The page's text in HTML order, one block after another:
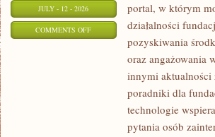
JULY - 12 - 2026
COMMENTS OFFON
PUBLICZNE
portal, w którym
działalności
pozyskiwania
oraz angażowania
innymi aktualności
poradniki dla
technologie
pytania osób